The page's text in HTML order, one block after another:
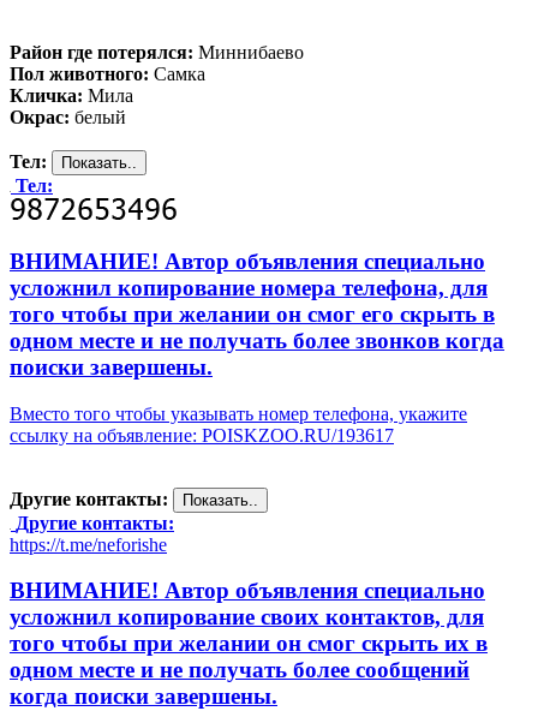
Район где потерялся: Миннибаево
Пол животного: Самка
Кличка: Мила
Окрас: белый
Тел:
Тел:
ВНИМАНИЕ! Автор объявления специально
усложнил копирование номера телефона, для
того чтобы при желании он смог его скрыть в
одном месте и не получать более звонков когда
поиски завершены.
Вместо того чтобы указывать номер телефона, укажите
ссылку на объявление: POISKZOO.RU/193617
Другие контакты:
Другие контакты:
https://t.me/neforishe
ВНИМАНИЕ! Автор объявления специально
усложнил копирование своих контактов, для
того чтобы при желании он смог скрыть их в
одном месте и не получать более сообщений
когда поиски завершены.